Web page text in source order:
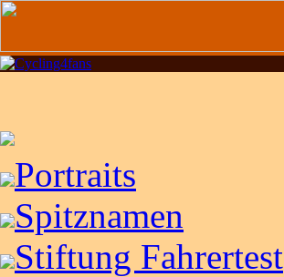
Portraits
Spitznamen
Stiftung Fahrertest